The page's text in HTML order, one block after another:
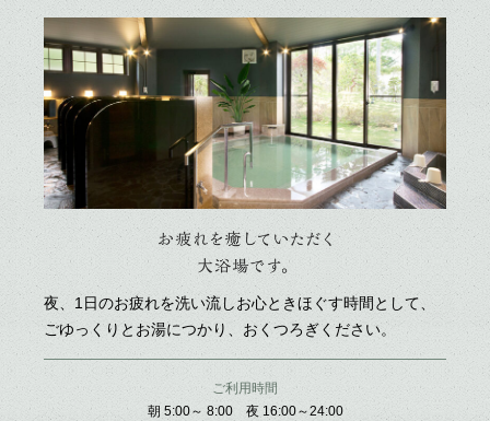
お疲
夜、1日のお疲れを洗い流しお心ときほぐす時間として、
ごゆっくりとお湯につかり、おくつろぎください。
ご利用時間
朝 5:00～ 8:00 夜 16:00～24:00